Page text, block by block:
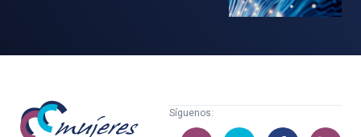
Mujeres
con
Síguenos: